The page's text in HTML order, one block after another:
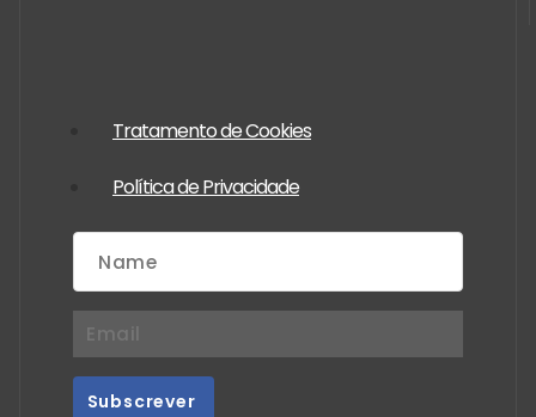
Tratamento de Cookies
Política de Privacidade